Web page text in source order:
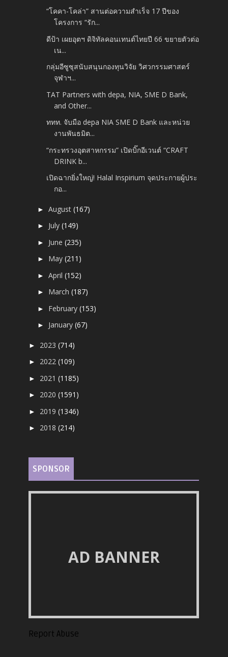
“โคคา-โคล่า” สานต่อความสำเร็จ 17 ปีของ
โครงการ “รัก...
ดีป้า เผยอุตฯ ดิจิทัลคอนเทนต์ไทยปี 66 ขยายตัวต่อ
เน...
กลุ่มอีซูซุสนับสนุนกองทุนวิจัย วิศวกรรมศาสตร์
จุฬาฯ...
TAT Partners with depa, NIA, SME D Bank,
and Other...
ททท. จับมือ depa NIA SME D Bank และหน่วย
งานพันธมิต...
“กระทรวงอุตสาหกรรม” เปิดบิ๊กอีเวนต์ “CRAFT
DRINK b...
เปิดฉากยิ่งใหญ่! Halal Inspirium จุดประกายผู้ประ
กอ...
►August(167)
► July(149)
► June(235)
► May(211)
►April(152)
► March(187)
► February(153)
► January(67)
► 2023(714)
► 2022(109)
► 2021(1185)
► 2020(1591)
► 2019(1346)
► 2018(214)
SPONSOR
AD BANNER
Report Abuse